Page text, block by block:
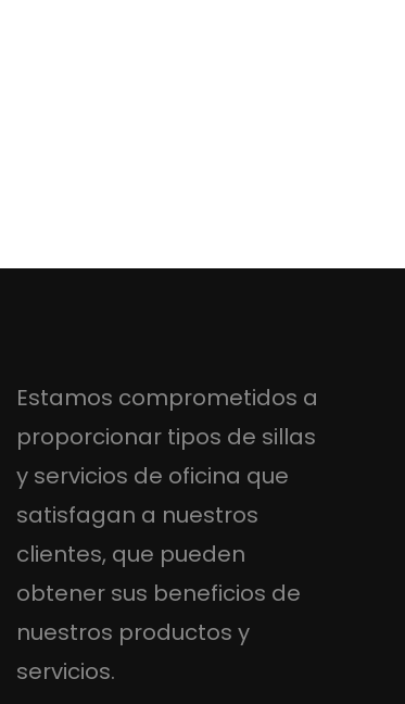
Estamos comprometidos a
proporcionar tipos de sillas
y servicios de oficina que
satisfagan a nuestros
clientes, que pueden
obtener sus beneficios de
nuestros productos y
servicios.